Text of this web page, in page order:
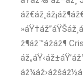
ž¶áž™ážáž¶